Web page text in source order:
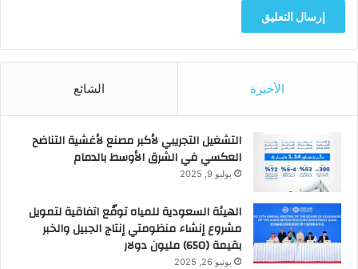
الأخيرة الشائع
التشغيل التجريبي لأكبر مصنع لأغشية التناضح
العكسي في الشرق الأوسط بالدمام
يوليو 9, 2025
الهيئة السعودية للمياه توقّع اتفاقية لتمويل
مشروع إنشاء منظومتي إنتاج الجبيل والخبر
بقيمة (650) مليون دولار
يونيو 26, 2025